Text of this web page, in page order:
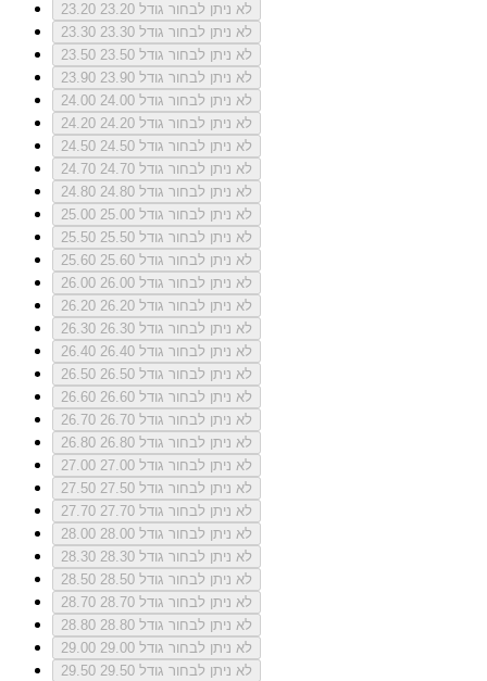
23.20
לא ניתן לבחור גודל 23.20
23.30
לא ניתן לבחור גודל 23.30
23.50
לא ניתן לבחור גודל 23.50
23.90
לא ניתן לבחור גודל 23.90
24.00
לא ניתן לבחור גודל 24.00
24.20
לא ניתן לבחור גודל 24.20
24.50
לא ניתן לבחור גודל 24.50
24.70
לא ניתן לבחור גודל 24.70
24.80
לא ניתן לבחור גודל 24.80
25.00
לא ניתן לבחור גודל 25.00
25.50
לא ניתן לבחור גודל 25.50
25.60
לא ניתן לבחור גודל 25.60
26.00
לא ניתן לבחור גודל 26.00
26.20
לא ניתן לבחור גודל 26.20
26.30
לא ניתן לבחור גודל 26.30
26.40
לא ניתן לבחור גודל 26.40
26.50
לא ניתן לבחור גודל 26.50
26.60
לא ניתן לבחור גודל 26.60
26.70
לא ניתן לבחור גודל 26.70
26.80
לא ניתן לבחור גודל 26.80
27.00
לא ניתן לבחור גודל 27.00
27.50
לא ניתן לבחור גודל 27.50
27.70
לא ניתן לבחור גודל 27.70
28.00
לא ניתן לבחור גודל 28.00
28.30
לא ניתן לבחור גודל 28.30
28.50
לא ניתן לבחור גודל 28.50
28.70
לא ניתן לבחור גודל 28.70
28.80
לא ניתן לבחור גודל 28.80
29.00
לא ניתן לבחור גודל 29.00
29.50
לא ניתן לבחור גודל 29.50